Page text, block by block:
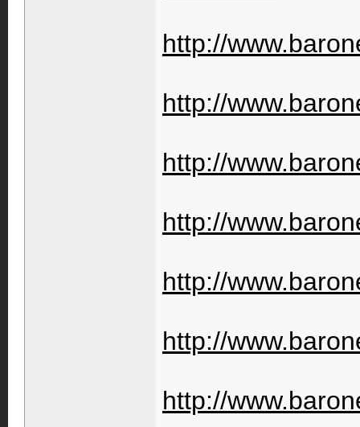
http://
http://
http://
http://
http://
http://
http://